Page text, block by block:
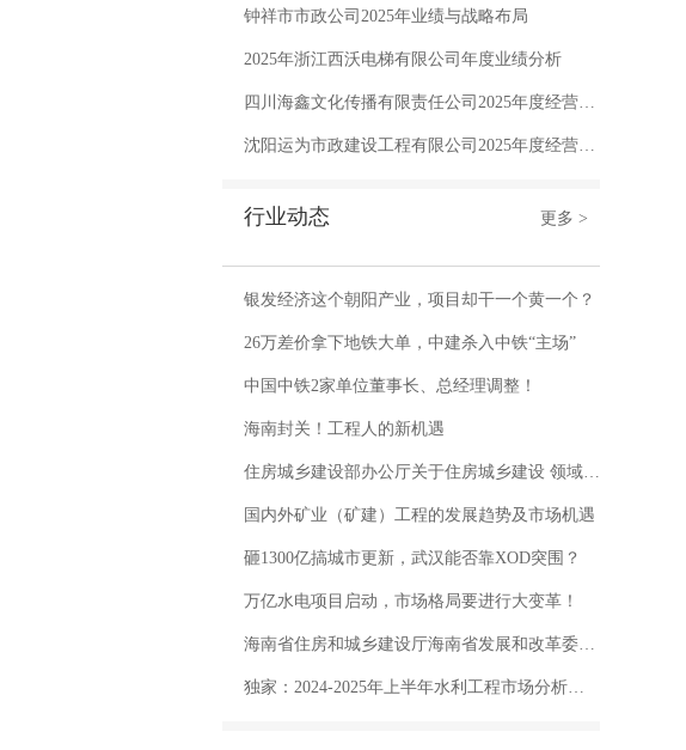
钟祥市市政公司2025年业绩与战略布局
2025年浙江西沃电梯有限公司年度业绩分析
四川海鑫文化传播有限责任公司2025年度经营概览
沈阳运为市政建设工程有限公司2025年度经营报告
行业动态 更多 >
银发经济这个朝阳产业，项目却干一个黄一个？
26万差价拿下地铁大单，中建杀入中铁“主场”
中国中铁2家单位董事长、总经理调整！
海南封关！工程人的新机遇
住房城乡建设部办公厅关于住房城乡建设 领域施工现场专业人员职业培训 有关事项的通知
国内外矿业（矿建）工程的发展趋势及市场机遇
砸1300亿搞城市更新，武汉能否靠XOD突围？
万亿水电项目启动，市场格局要进行大变革！
海南省住房和城乡建设厅海南省发展和改革委员会关于印发《关于进一步推进房屋建筑和市政工程招投标制度改革的若干措施（2025年版）》的通知
独家：2024-2025年上半年水利工程市场分析及“十五五”发展机遇分析